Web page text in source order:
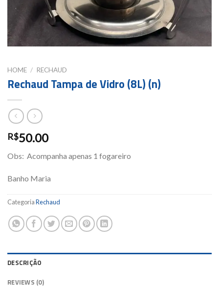
HOME / RECHAUD
Rechaud Tampa de Vidro (8L) (n)
R$50.00
Obs: Acompanha apenas 1 fogareiro
Banho Maria
CategoriaRechaud
DESCRIÇÃO
REVIEWS (0)